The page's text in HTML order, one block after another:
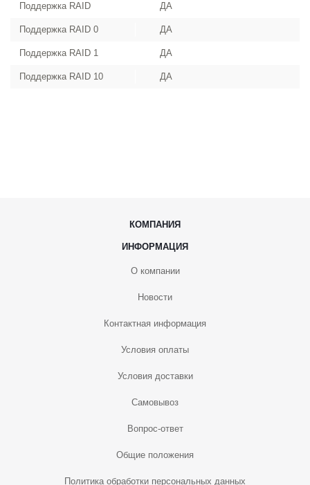
Поддержка RAID ДА
Поддержка RAID 0 ДА
Поддержка RAID 1 ДА
Поддержка RAID 10 ДА
КОМПАНИЯ
ИНФОРМАЦИЯ
О компании
Новости
Контактная информация
Условия оплаты
Условия доставки
Самовывоз
Вопрос-ответ
Общие положения
Политика обработки персональных данных